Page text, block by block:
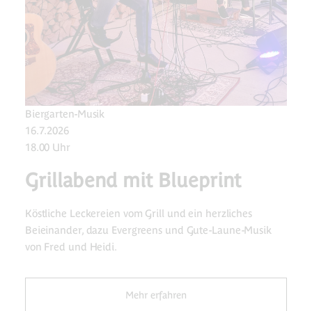
Biergarten-Musik
16.7.2026
18.00 Uhr
Grillabend mit Blueprint
Köstliche Leckereien vom Grill und ein herzliches
Beieinander, dazu Evergreens und Gute-Laune-Musik
von Fred und Heidi.
Mehr erfahren